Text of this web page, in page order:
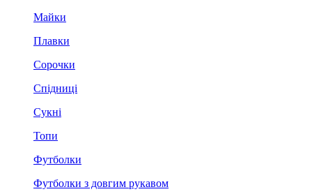
Майки
Плавки
Сорочки
Спідниці
Сукні
Топи
Футболки
Футболки з довгим рукавом